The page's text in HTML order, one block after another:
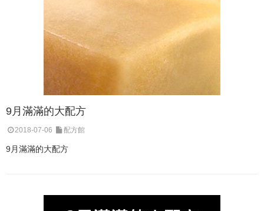
9月滿滿的大配方
2018-07-06 配方館
9月滿滿的大配方